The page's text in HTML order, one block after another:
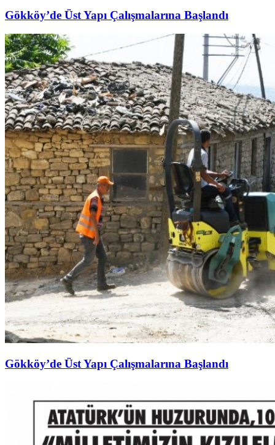
Gökköy’de Üst Yapı Çalışmalarına Başlandı
Gökköy’de Üst Yapı Çalışmalarına Başlandı